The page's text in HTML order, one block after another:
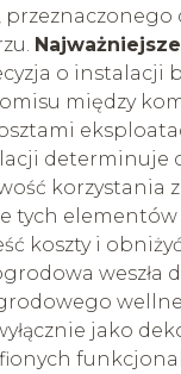
przeznaczonego
o instalacji
między
determinuje
korzystania
tych elementów
koszty i
weszła
jako